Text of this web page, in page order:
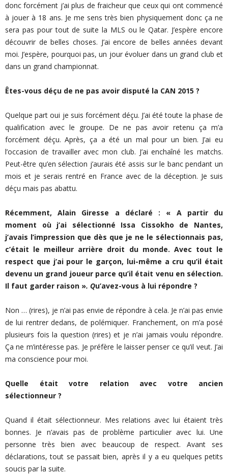
donc forcément j’ai plus de fraicheur que ceux qui ont commencé
à jouer à 18 ans. Je me sens très bien physiquement donc ça ne
sera pas pour tout de suite la MLS ou le Qatar. J’espère encore
découvrir de belles choses. J’ai encore de belles années devant
moi. J’espère, pourquoi pas, un jour évoluer dans un grand club et
dans un grand championnat.
Êtes-vous déçu de ne pas avoir disputé la CAN 2015 ?
Quelque part oui je suis forcément déçu. J’ai été toute la phase de
qualification avec le groupe. De ne pas avoir retenu ça m’a
forcément déçu. Après, ça a été un mal pour un bien. J’ai eu
l’occasion de travailler avec mon club. J’ai enchaîné les matchs.
Peut-être qu’en sélection j’aurais été assis sur le banc pendant un
mois et je serais rentré en France avec de la déception. Je suis
déçu mais pas abattu.
Récemment, Alain Giresse a déclaré : « A partir du
moment où j’ai sélectionné Issa Cissokho de Nantes,
j’avais l’impression que dès que je ne le sélectionnais pas,
c’était le meilleur arrière droit du monde. Avec tout le
respect que j’ai pour le garçon, lui-même a cru qu’il était
devenu un grand joueur parce qu’il était venu en sélection.
Il faut garder raison ». Qu’avez-vous à lui répondre ?
Non … (rires), je n’ai pas envie de répondre à cela. Je n’ai pas envie
de lui rentrer dedans, de polémiquer. Franchement, on m’a posé
plusieurs fois la question (rires) et je n’ai jamais voulu répondre.
Ça ne m’intéresse pas. Je préfère le laisser penser ce qu’il veut. J’ai
ma conscience pour moi.
Quelle était votre relation avec votre ancien
sélectionneur ?
Quand il était sélectionneur. Mes relations avec lui étaient très
bonnes. Je n’avais pas de problème particulier avec lui. Une
personne très bien avec beaucoup de respect. Avant ses
déclarations, tout se passait bien, après il y a eu quelques petits
soucis par la suite.